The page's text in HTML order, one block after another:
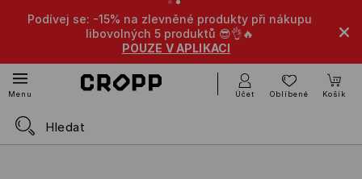
Podívej se: -15% na zlevněné produkty při nákupu
libovolných 5 produktů 😎👌🔥
POUZE V APLIKACI
Menu Účet Oblíbené Košík